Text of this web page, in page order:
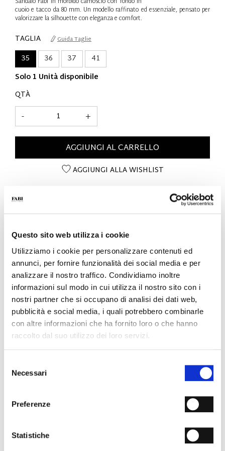
Questo sito web utilizza i cookie
Utilizziamo i cookie per personalizzare contenuti ed
annunci, per fornire funzionalità dei social media e per
analizzare il nostro traffico. Condividiamo inoltre
informazioni sul modo in cui utilizza il nostro sito con i
nostri partner che si occupano di analisi dei dati web,
pubblicità e social media, i quali potrebbero combinarle
con altre informazioni che ha fornito loro o che hanno
raccolto dal suo utilizzo dei loro servizi.
delNecessari
Preferenze
Statistiche
cuoio e tacco da 80 mm. Un modello raffinato ed essenziale, pensato per
valorizzare la silhouette con eleganza e comfort.
TAGLIA Guida Taglie
35 36 37
41
Solo 1 Unità disponibile
QTÀ
+
-
AGGIUNGI AL CARRELLO
AGGIUNGI ALLA WISHLIST
DETTAGLI SUL PRODOTTO
- Materiale: Camoscio
- Fondo: Cuoio
- Made in Italy
PERCHÉ È SPECIALE?
ARTIGIANALE
METODI DI PAGAMENTO